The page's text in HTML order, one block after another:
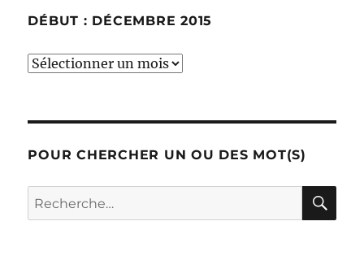
DÉBUT : DÉCEMBRE 2015
début
POUR CHERCHER UN OU DES MOT(S)
Recherche
pour :